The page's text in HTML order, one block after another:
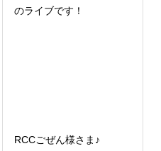
のライブです！
RCCごぜん様さま♪